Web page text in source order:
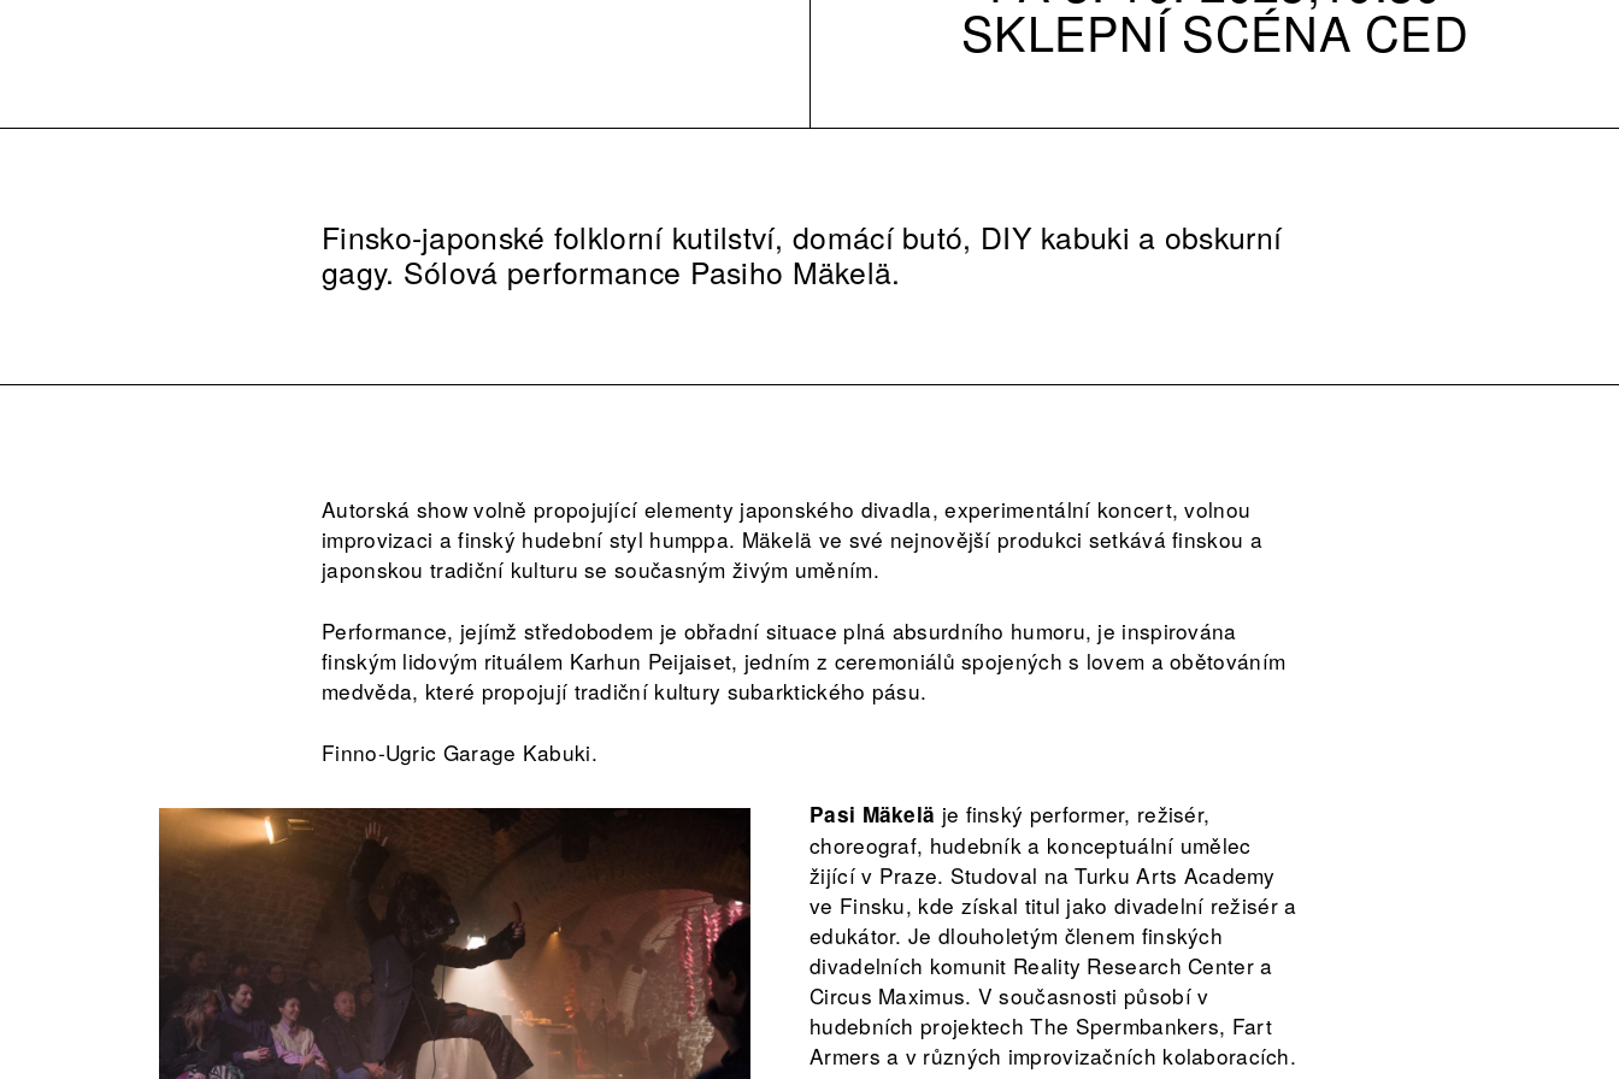
SKLEPNÍ SCÉNA CED
Finsko-japonské folklorní kutilství, domácí butó, DIY kabuki a obskurní
gagy. Sólová performance Pasiho Mäkelä.
Autorská show volně propojující elementy japonského divadla, experimentální koncert, volnou
improvizaci a finský hudební styl humppa. Mäkelä ve své nejnovější produkci setkává finskou a
japonskou tradiční kulturu se současným živým uměním.
Performance, jejímž středobodem je obřadní situace plná absurdního humoru, je inspirována
finským lidovým rituálem Karhun Peijaiset, jedním z ceremoniálů spojených s lovem a obětováním
medvěda, které propojují tradiční kultury subarktického pásu.
Finno-Ugric Garage Kabuki.
Pasi Mäkelä je finský performer, režisér,
choreograf, hudebník a konceptuální umělec
žijící v Praze. Studoval na Turku Arts Academy
ve Finsku, kde získal titul jako divadelní režisér a
edukátor. Je dlouholetým členem finských
divadelních komunit Reality Research Center a
Circus Maximus. V současnosti působí v
hudebních projektech The Spermbankers, Fart
Armers a v různých improvizačních kolaboracích.